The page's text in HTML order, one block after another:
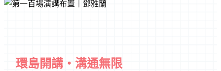
環島開講‧溝通無限